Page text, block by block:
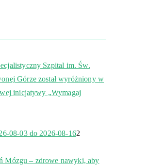
Szpital im. Św.
Górze został wyróżniony w
inicjatywy „Wymagaj
08-03 do 2026-08-162
Mózgu – zdrowe nawyki, aby